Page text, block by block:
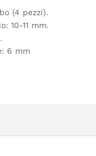
(4 pezzi).
10-11 mm.
6 mm